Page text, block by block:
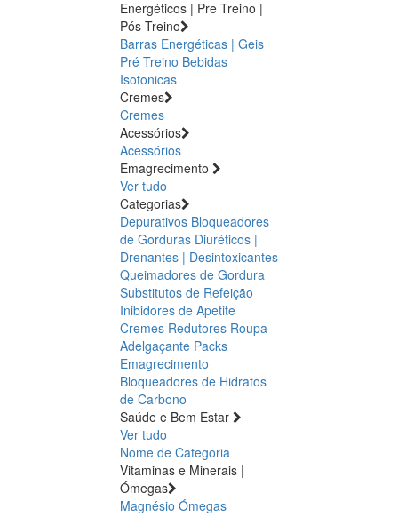
Energéticos | Pre Treino |
Pós Treino
Barras Energéticas | Geis
Pré Treino Bebidas
Isotonicas
Cremes
Cremes
Acessórios
Acessórios
Emagrecimento
Ver tudo
Categorias
Depurativos Bloqueadores
de Gorduras Diuréticos |
Drenantes | Desintoxicantes
Queimadores de Gordura
Substitutos de Refeição
Inibidores de Apetite
Cremes Redutores Roupa
Adelgaçante Packs
Emagrecimento
Bloqueadores de Hidratos
de Carbono
Saúde e Bem Estar
Ver tudo
Nome de Categoria
Vitaminas e Minerais |
Ómegas
Magnésio Ómegas